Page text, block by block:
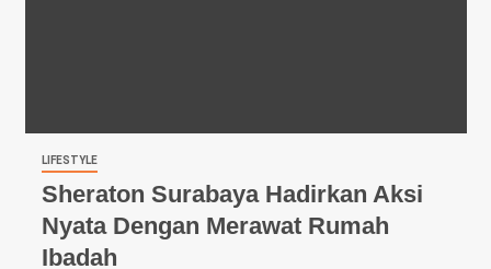
LIFESTYLE
Sheraton Surabaya Hadirkan Aksi
Nyata Dengan Merawat Rumah
Ibadah